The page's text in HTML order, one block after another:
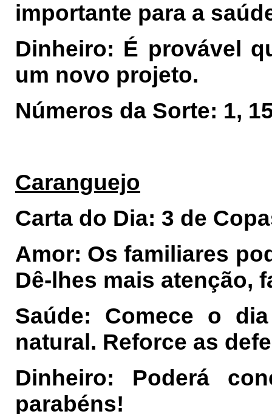
importante para a
Dinheiro: É provável
um novo projeto.
Números da Sorte: 1,
Caranguejo
Carta do Dia: 3 de
Amor: Os familiares
Dê-lhes mais atenção,
Saúde: Comece o
natural. Reforce as
Dinheiro: Poderá
parabéns!